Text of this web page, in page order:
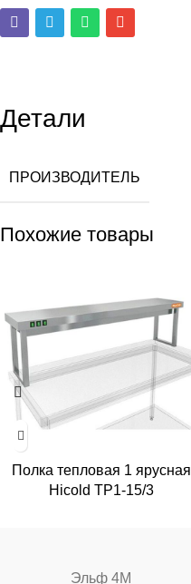
Детали
ПРОИЗВОДИТЕЛЬ
Похожие товары
Полка тепловая 1 ярусная
Hicold TP1-15/3
Эльф 4М